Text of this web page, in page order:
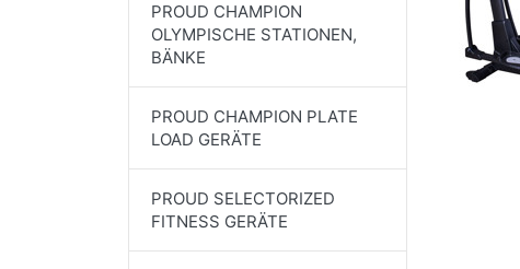
PROUD CHAMPION
OLYMPISCHE STATIONEN,
BÄNKE
PROUD CHAMPION PLATE
LOAD GERÄTE
PROUD SELECTORIZED
FITNESS GERÄTE